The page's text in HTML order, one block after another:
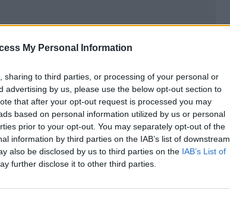
My Personal Information
sharing to third parties, or processing of your personal or
advertising by us, please use the below opt-out section to
that after your opt-out request is processed you may
based on personal information utilized by us or personal
prior to your opt-out. You may separately opt-out of the
information by third parties on the IAB’s list of downstream
also be disclosed by us to third parties on the IAB’s List of
further disclose it to other third parties.